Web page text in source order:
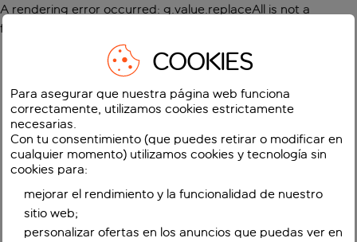
A rendering error occurred: g.value.replaceAll is not a
function
COOKIES
Para asegurar que nuestra página web funciona
correctamente, utilizamos cookies estrictamente
necesarias.
Con tu consentimiento (que puedes retirar o modificar en
cualquier momento) utilizamos cookies y tecnología sin
cookies para:
mejorar el rendimiento y la funcionalidad de nuestro
sitio web;
personalizar ofertas en los anuncios que puedas ver en